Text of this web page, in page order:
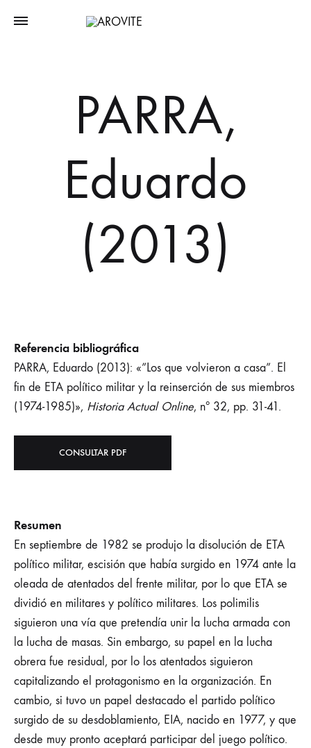
PARRA,
Eduardo
(2013)
Referencia bibliográfica
PARRA, Eduardo (2013): «”Los que volvieron a casa”. El
fin de ETA político militar y la reinserción de sus miembros
(1974-1985)», Historia Actual Online, nº 32, pp. 31-41.
CONSULTAR PDF
Resumen
En septiembre de 1982 se produjo la disolución de ETA
político militar, escisión que había surgido en 1974 ante la
oleada de atentados del frente militar, por lo que ETA se
dividió en militares y político militares. Los polimilis
siguieron una vía que pretendía unir la lucha armada con
la lucha de masas. Sin embargo, su papel en la lucha
obrera fue residual, por lo los atentados siguieron
capitalizando el protagonismo en la organización. En
cambio, si tuvo un papel destacado el partido político
surgido de su desdoblamiento, EIA, nacido en 1977, y que
desde muy pronto aceptará participar del juego político.